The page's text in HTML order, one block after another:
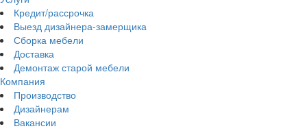
Кредит/рассрочка
Выезд дизайнера-замерщика
Сборка мебели
Доставка
Демонтаж старой мебели
Компания
Производство
Дизайнерам
Вакансии